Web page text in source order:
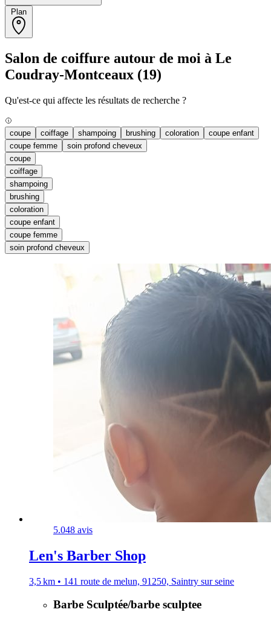
Salon de coiffure autour de moi à Le
Coudray-Montceaux (19)
Qu'est-ce qui affecte les résultats de recherche ?
coupe coiffage shampoing brushing coloration
coupe enfant
coupe femme
soin profond cheveux
coupe
coiffage
shampoing
brushing
coloration
coupe enfant
coupe femme
soin profond cheveux
5.048 avis
Len's Barber Shop
3,5 km • 141 route de melun, 91250, Saintry sur seine
Barbe Sculptée/barbe sculptee